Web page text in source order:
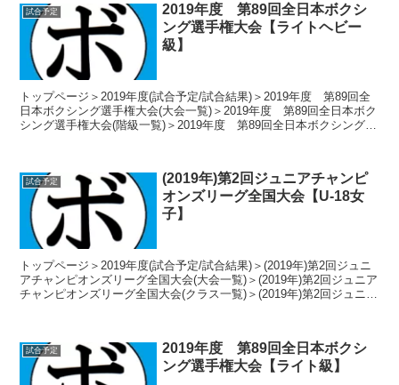
試合予定
2019年度 第89回全日本ボクシ
ング選手権大会【ライトヘビー
級】
トップページ＞2019年度(試合予定/試合結果)＞2019年度 第89回全
日本ボクシング選手権大会(大会一覧)＞2019年度 第89回全日本ボク
シング選手権大会(階級一覧)＞2019年度 第89回全日本ボクシング選
試合予定
(2019年)第2回ジュニアチャンピ
オンズリーグ全国大会【U-18女
子】
トップページ＞2019年度(試合予定/試合結果)＞(2019年)第2回ジュニ
アチャンピオンズリーグ全国大会(大会一覧)＞(2019年)第2回ジュニア
チャンピオンズリーグ全国大会(クラス一覧)＞(2019年)第2回ジュニア
試合予定
2019年度 第89回全日本ボクシ
ング選手権大会【ライト級】